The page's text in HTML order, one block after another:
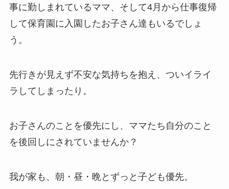
事に勤しまれているママ、そして4月から仕事復帰
して保育園に入園したお子さん達もいるでしょ
う。
先行きが見えず不安な気持ちを抱え、ついイライ
ラしてしまったり。
お子さんのことを優先にし、ママたち自分のこと
を後回しにされていませんか？
我が家も、朝・昼・晩とずっと子ども優先。